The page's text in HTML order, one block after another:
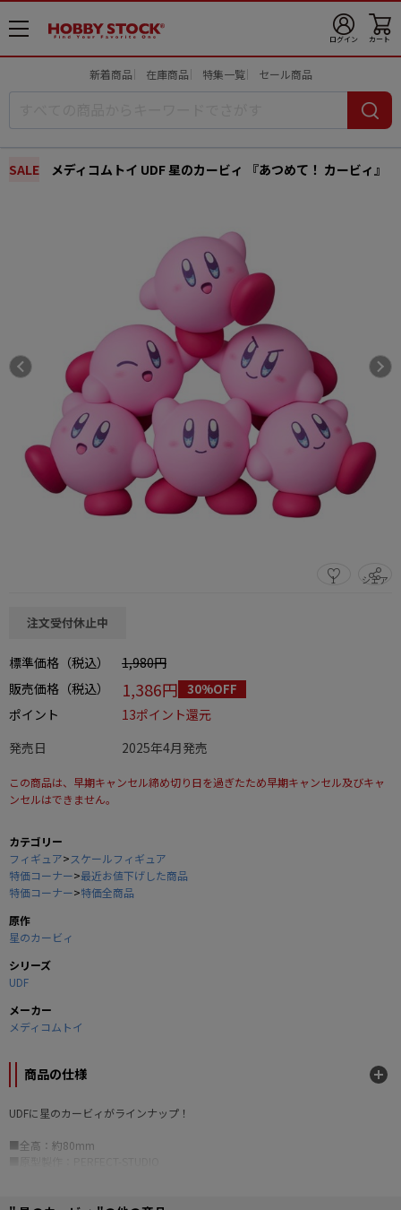
メ
ニ
ログイン カート
新着商品 在庫商品 特集一覧 セール商品
SALE メディコムトイ UDF 星のカービィ 『あつめて！ カービィ』
1 シェア
この商品をシェアする
注文受付休止中
標準価格（税込）
1,980円
販売価格（税込）
1,386円 30%OFF
ポイント
13ポイント還元
発売日
2025年4月発売
この商品は、早期キャンセル締め切り日を過ぎたため早期キャンセル及びキャ
ンセルはできません。
カテゴリー
フィギュア>スケールフィギュア
特価コーナー>最近お値下げした商品
特価コーナー>特価全商品
原作
星のカービィ
シリーズ
UDF
メーカー
メディコムトイ
商品の仕様
UDFに星のカービィがラインナップ！
■全高：約80mm